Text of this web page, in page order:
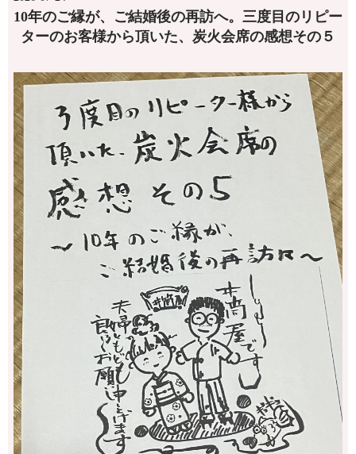
10年のご縁が、ご結婚後の再訪へ。三度目のリピー
ターのお客様から頂いた、炭火会席の感想その５